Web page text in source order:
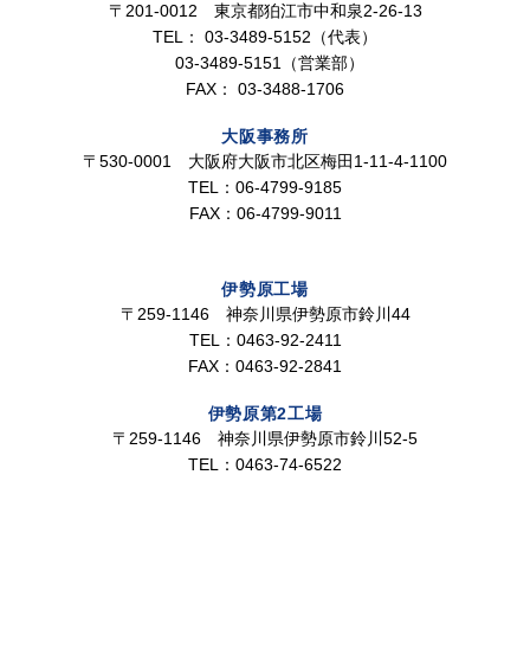
〒201-0012 東京都狛江市中和泉2-26-13
TEL：
03-3489-5152（代表）
03-3489-5151（営業部）
FAX：
03-3488-1706
大阪事務所
〒530-0001 大阪府大阪市北区梅田1-11-4-1100
TEL：06-4799-9185
FAX：06-4799-9011
伊勢原工場
〒259-1146 神奈川県伊勢原市鈴川44
TEL：0463-92-2411
FAX：0463-92-2841
伊勢原第2工場
〒259-1146 神奈川県伊勢原市鈴川52-5
TEL：0463-74-6522